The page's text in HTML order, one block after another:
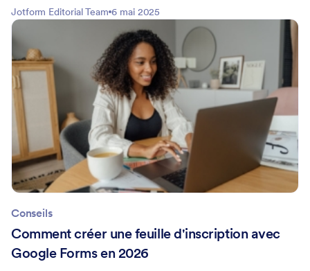
Jotform Editorial Team 6 mai 2025
Conseils
Comment créer une feuille d'inscription avec
Google Forms en 2026